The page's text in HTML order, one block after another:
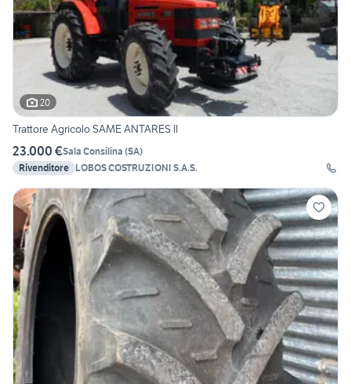
20
Trattore Agricolo SAME ANTARES II
23.000 €Sala Consilina (SA)
Rivenditore LOBOS COSTRUZIONI S.A.S.